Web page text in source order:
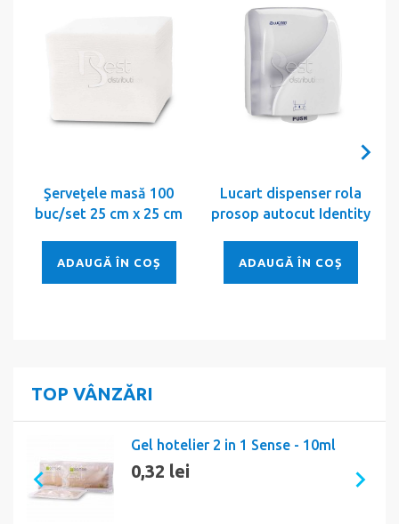
Şerveţele masă 100
buc/set 25 cm x 25 cm
ADAUGĂ ÎN COȘ
Lucart dispenser rola
prosop autocut Identity
ADAUGĂ ÎN COȘ
TOP VÂNZĂRI
Gel hotelier 2 in 1 Sense - 10ml
0,32 lei